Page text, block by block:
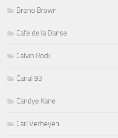
Breno Brown
Cafe de la Danse
Calvin Rock
Canal 93
Candye Kane
Carl Verheyen